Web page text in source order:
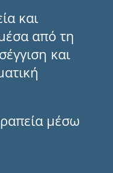
και
από τη
και
μέσω